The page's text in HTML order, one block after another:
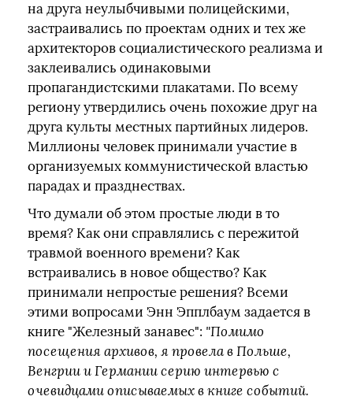
на друга неулыбчивыми полицейскими,
застраивались по проектам одних и тех же
архитекторов социалистического реализма и
заклеивались одинаковыми
пропагандистскими плакатами. По всему
региону утвердились очень похожие друг на
друга культы местных партийных лидеров.
Миллионы человек принимали участие в
организуемых коммунистической властью
парадах и празднествах.
Что думали об этом простые люди в то
время? Как они справлялись с пережитой
травмой военного времени? Как
встраивались в новое общество? Как
принимали непростые решения? Всеми
этими вопросами Энн Эпплбаум задается в
книге "Железный занавес": "Помимо
посещения архивов, я провела в Польше,
Венгрии и Германии серию интервью с
очевидцами описываемых в книге событий.